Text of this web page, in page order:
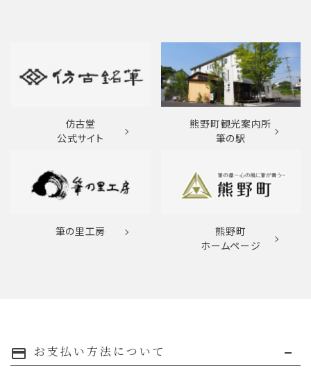
仿古堂
公式サイト
熊野町観光案内所
筆の駅
筆の里工房
熊野町
ホームページ
payment お支払い方法について